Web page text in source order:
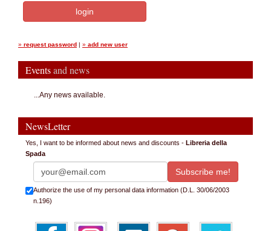
» request password | » add new user
Eventsand news
...Any news available.
NewsLetter
Yes, I want to be informed about news and discounts - Libreria della
Spada
Authorize the use of my personal data information (D.L. 30/06/2003
n.196)